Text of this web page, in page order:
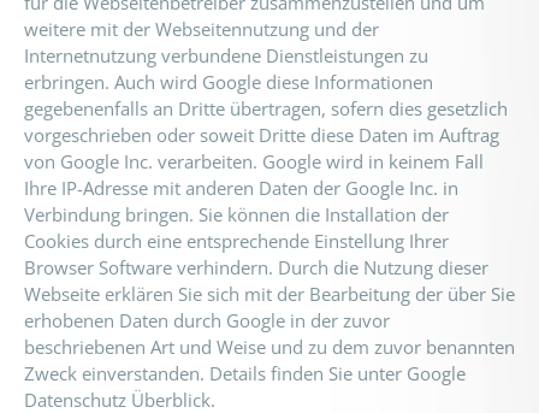
weitere mit der Webseitennutzung und der
Internetnutzung verbundene Dienstleistungen zu
erbringen. Auch wird Google diese Informationen
gegebenenfalls an Dritte übertragen, sofern dies gesetzlich
vorgeschrieben oder soweit Dritte diese Daten im Auftrag
von Google Inc. verarbeiten. Google wird in keinem Fall
Ihre IP-Adresse mit anderen Daten der Google Inc. in
Verbindung bringen. Sie können die Installation der
Cookies durch eine entsprechende Einstellung Ihrer
Browser Software verhindern. Durch die Nutzung dieser
Webseite erklären Sie sich mit der Bearbeitung der über Sie
erhobenen Daten durch Google in der zuvor
beschriebenen Art und Weise und zu dem zuvor benannten
Zweck einverstanden. Details finden Sie unter Google
Datenschutz Überblick.